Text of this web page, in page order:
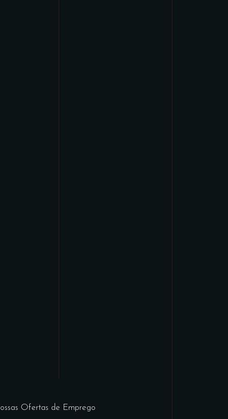
Ofertas de Emprego